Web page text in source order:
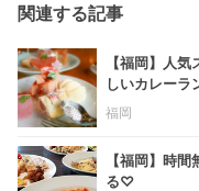
関連する記事
【福岡】人
しいカレー
福岡
【福岡】時
る♡